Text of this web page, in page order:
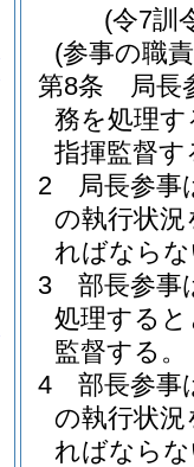
(令7訓
(参事の職
第8条
局長
務を処理
指揮監督す
2
局長参事
の執行状
ればなら
3
部長参事
処理する
監督する。
4
部長参事
の執行状
ればなら